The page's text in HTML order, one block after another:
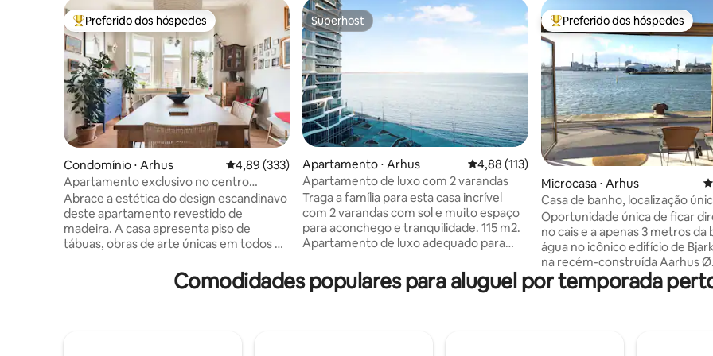
Entre os melhores preferidos dos hóspedes
Preferido dos hóspedes
Condomínio ⋅ Arhus 4,89 de uma avaliação média de 5, 333 avaliações
4,89 (333)
Apartamento exclusivo no centro
histórico, Aarhus
Abrace a estética do design escandinavo
deste apartamento revestido de
madeira. A casa apresenta piso de
tábuas, obras de arte únicas em todos os
eclética de mobiliário contemporâneo e
antigo e vistas para o terraço. Você
Superhost
Superhost
Apartamento ⋅ Arhus 4,88 de uma avaliação média de 5, 113
4,88 (113)
Apartamento de luxo com 2 varandas
Traga a família para esta casa incrível
com 2 varandas com sol e muito espaço
para aconchego e tranquilidade. 115 m2.
Apartamento de luxo adequado para
premiado arquiteto Isbjerg - 4 quartos - 3
quartos e uma grande sala de estar na
Entre os melhores preferidos
Preferido dos hóspedes
Microcasa ⋅ Arhus
Casa de banho, localização
com estacionamento
Oportunidade única de ficar
no cais e a apenas 3 metros da
água no icônico edifício de
na recém-construída Aarhus
estacionamento privativo
bom tempo, o calçadão do
vista panorâmica de 180 graus,
Comodidades populares para aluguel por temporada